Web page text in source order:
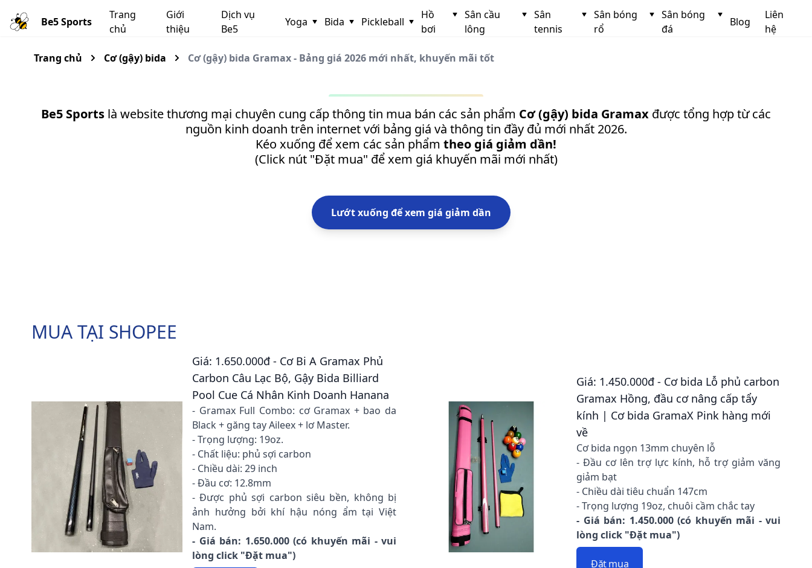
Be5 Sports
Trang
chủ
Giới
thiệu
Dịch vụ
Be5
Yoga Bida Pickleball
Hồ
bơi
Sân cầu
lông
Sân
tennis
Sân bóng
rổ
Sân bóng
đá
Blog
Liên
hệ
Trang chủ Cơ (gậy) bida Cơ (gậy) bida Gramax - Bảng giá 2026 mới nhất, khuyến mãi tốt
Be5 Sports là website thương mại chuyên cung cấp thông tin mua bán các sản phẩm Cơ (gậy) bida Gramax được tổng hợp từ các
nguồn kinh doanh trên internet với bảng giá và thông tin đầy đủ mới nhất 2026.
Kéo xuống để xem các sản phẩm theo giá giảm dần!
(Click nút "Đặt mua" để xem giá khuyến mãi mới nhất)
Lướt xuống để xem giá giảm dần
MUA TẠI SHOPEE
Giá: 1.650.000đ - Cơ Bi A Gramax Phủ
Carbon Câu Lạc Bộ, Gậy Bida Billiard
Pool Cue Cá Nhân Kinh Doanh Hanana
- Gramax Full Combo: cơ Gramax + bao da
Black + găng tay Aileex + lơ Master.
- Trọng lượng: 19oz.
- Chất liệu: phủ sợi carbon
- Chiều dài: 29 inch
- Đầu cơ: 12.8mm
- Được phủ sợi carbon siêu bền, không bị
ảnh hưởng bởi khí hậu nóng ẩm tại Việt
Nam.
- Giá bán: 1.650.000 (có khuyến mãi - vui
lòng click "Đặt mua")
Giá: 1.450.000đ - Cơ bida Lỗ phủ carbon
Gramax Hồng, đầu cơ nâng cấp tẩy
kính | Cơ bida GramaX Pink hàng mới
về
Cơ bida ngọn 13mm chuyên lỗ
- Đầu cơ lên trợ lực kính, hỗ trợ giảm văng
giảm bạt
- Chiều dài tiêu chuẩn 147cm
- Trọng lượng 19oz, chuôi cầm chắc tay
- Giá bán: 1.450.000 (có khuyến mãi - vui
lòng click "Đặt mua")
Đặt mua